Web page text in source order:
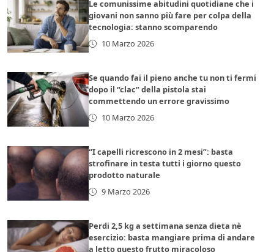
Le comunissime abitudini quotidiane che i
giovani non sanno più fare per colpa della
tecnologia: stanno scomparendo
10 Marzo 2026
Se quando fai il pieno anche tu non ti fermi
dopo il “clac” della pistola stai
commettendo un errore gravissimo
10 Marzo 2026
“I capelli ricrescono in 2 mesi”: basta
strofinare in testa tutti i giorno questo
prodotto naturale
9 Marzo 2026
Perdi 2,5 kg a settimana senza dieta nè
esercizio: basta mangiare prima di andare
a letto questo frutto miracoloso